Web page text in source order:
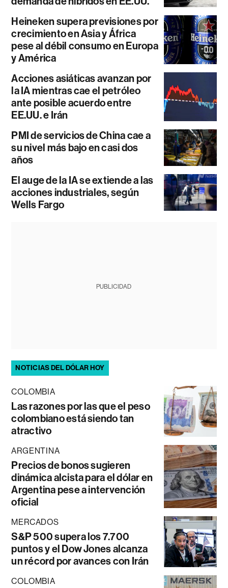
Heineken supera previsiones por
crecimiento en Asia y África
pese al débil consumo en Europa
y América
Acciones asiáticas avanzan por
la IA mientras cae el petróleo
ante posible acuerdo entre
EE.UU. e Irán
PMI de servicios de China cae a
su nivel más bajo en casi dos
años
El auge de la IA se extiende a las
acciones industriales, según
Wells Fargo
PUBLICIDAD
NOTICIAS DEL DÓLAR HOY
COLOMBIA
Las razones por las que el peso
colombiano está siendo tan
atractivo
ARGENTINA
Precios de bonos sugieren
dinámica alcista para el dólar en
Argentina pese a intervención
oficial
MERCADOS
S&P 500 supera los 7.700
puntos y el Dow Jones alcanza
un récord por avances con Irán
COLOMBIA